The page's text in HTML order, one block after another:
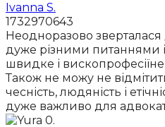
Ivanna S.
1732970643
Неодноразово зверталася
дуже різними питаннями
швидке і
Також не можу не
чесність, людяність і
дуже важливо для